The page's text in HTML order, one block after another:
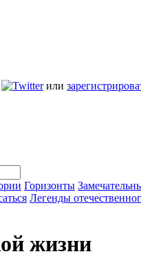
или
Горизонты
Легенды
жизни